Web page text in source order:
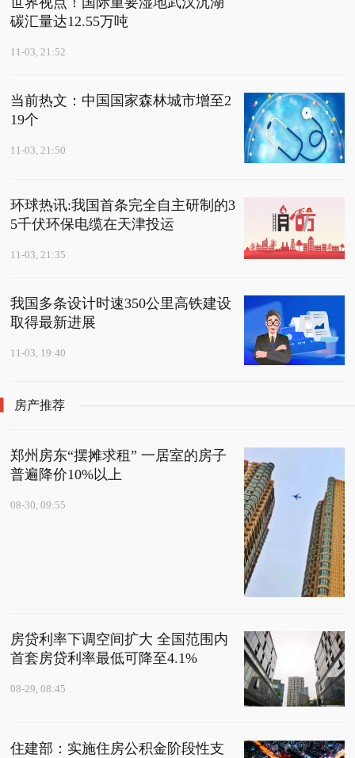
碳汇量达12.55万吨
11-03, 21:52
当前热文：中国国家森林城市增至2
19个
11-03, 21:50
环球热讯:我国首条完全自主研制的3
5千伏环保电缆在天津投运
11-03, 21:35
我国多条设计时速350公里高铁建设
取得最新进展
11-03, 19:40
房产推荐
郑州房东“摆摊求租” 一居室的房子
普遍降价10%以上
08-30, 09:55
房贷利率下调空间扩大 全国范围内
首套房贷利率最低可降至4.1%
08-29, 08:45
住建部：实施住房公积金阶段性支